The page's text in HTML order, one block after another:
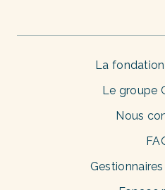
La
Le groupe
Nous